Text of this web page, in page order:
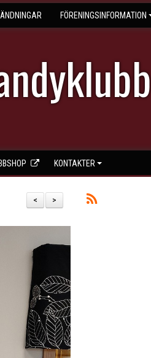
FÖRENINGSINFORMATION
KONTAKTER
>
<